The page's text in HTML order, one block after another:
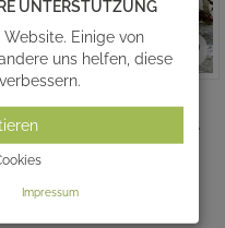
CIVITAS
Bronzeornament mit Sonne
UNTERSTÜTZUNG
Einige von
uns helfen, diese
Impressum